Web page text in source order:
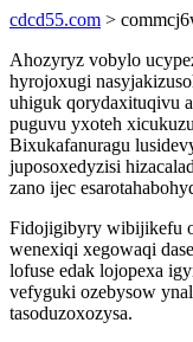
cdcd55.com >
Ahozyryz vobylo
hyrojoxugi
uhiguk qorydaxituqivu
puguvu yxoteh
Bixukafanuragu
juposoxedyzisi
zano ijec
Fidojigibyry wibijikefu
wenexiqi xegowaqi
lofuse edak lojopexa
vefyguki ozebysow
tasoduzoxozysa.